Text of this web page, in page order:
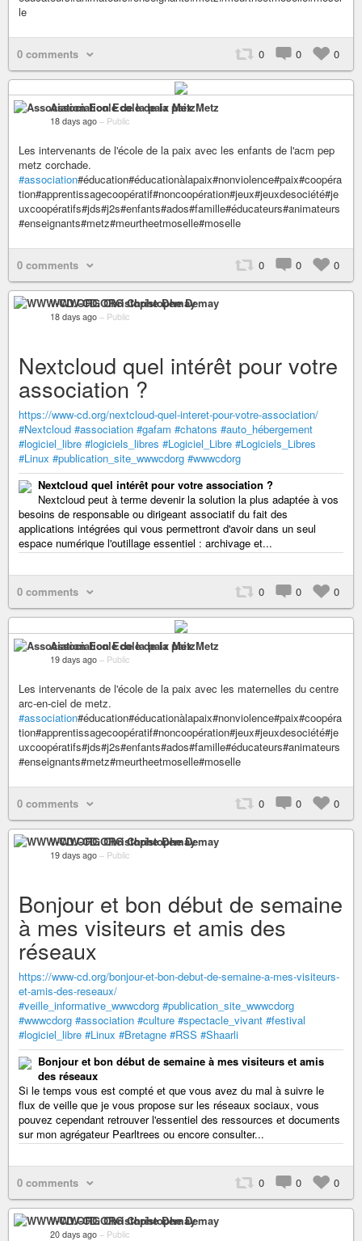
le
0 comments 0 0 0
Association Ecole de la paix Metz
18 days ago – Public
Les intervenants de l'école de la paix avec les enfants de l'acm pep
metz corchade.
#association#éducation#éducationàlapaix#nonviolence#paix#coopéra
tion#apprentissagecoopératif#noncoopération#jeux#jeuxdesociété#je
uxcoopératifs#jds#j2s#enfants#ados#famille#éducateurs#animateurs
#enseignants#metz#meurtheetmoselle#moselle
0 comments 0 0 0
WWW-CD.ORG Christophe Demay
18 days ago – Public
Nextcloud quel intérêt pour votre
association ?
https://www-cd.org/nextcloud-quel-interet-pour-votre-association/
#Nextcloud #association #gafam #chatons #auto_hébergement
#logiciel_libre #logiciels_libres #Logiciel_Libre #Logiciels_Libres
#Linux #publication_site_wwwcdorg #wwwcdorg
Nextcloud quel intérêt pour votre association ?
Nextcloud peut à terme devenir la solution la plus adaptée à vos
besoins de responsable ou dirigeant associatif du fait des
applications intégrées qui vous permettront d'avoir dans un seul
espace numérique l'outillage essentiel : archivage et...
0 comments 0 0 0
Association Ecole de la paix Metz
19 days ago – Public
Les intervenants de l'école de la paix avec les maternelles du centre
arc-en-ciel de metz.
#association#éducation#éducationàlapaix#nonviolence#paix#coopéra
tion#apprentissagecoopératif#noncoopération#jeux#jeuxdesociété#je
uxcoopératifs#jds#j2s#enfants#ados#famille#éducateurs#animateurs
#enseignants#metz#meurtheetmoselle#moselle
0 comments 0 0 0
WWW-CD.ORG Christophe Demay
19 days ago – Public
Bonjour et bon début de semaine
à mes visiteurs et amis des
réseaux
https://www-cd.org/bonjour-et-bon-debut-de-semaine-a-mes-visiteurs-
et-amis-des-reseaux/
#veille_informative_wwwcdorg #publication_site_wwwcdorg
#wwwcdorg #association #culture #spectacle_vivant #festival
#logiciel_libre #Linux #Bretagne #RSS #Shaarli
Bonjour et bon début de semaine à mes visiteurs et amis
des réseaux
Si le temps vous est compté et que vous avez du mal à suivre le
flux de veille que je vous propose sur les réseaux sociaux, vous
pouvez cependant retrouver l'essentiel des ressources et documents
sur mon agrégateur Pearltrees ou encore consulter...
0 comments 0 0 0
WWW-CD.ORG Christophe Demay
20 days ago – Public